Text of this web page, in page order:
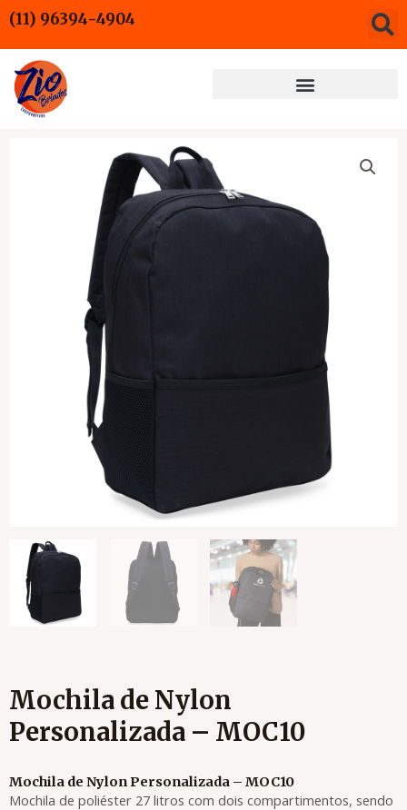
para
o
conteúdo
(11) 96394-4904
Mochila de Nylon
Personalizada – MOC10
Mochila de Nylon Personalizada – MOC10
Mochila de poliéster 27 litros com dois compartimentos, sendo